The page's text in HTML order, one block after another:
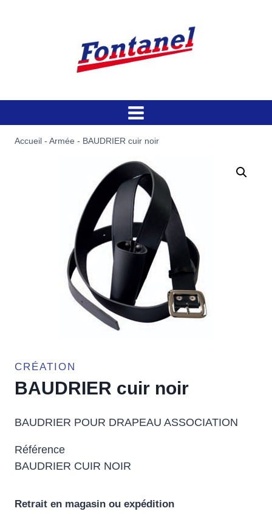
Accueil - Armée - BAUDRIER cuir noir
CRÉATION
BAUDRIER cuir noir
BAUDRIER POUR DRAPEAU ASSOCIATION
Référence
BAUDRIER CUIR NOIR
Retrait en magasin ou expédition